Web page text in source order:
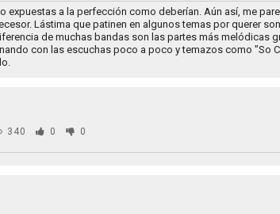
expuestas a la perfección como deberían. Aún así, me
Lástima que patinen en algunos temas por querer
de muchas bandas son las partes más melódicas
con las escuchas poco a poco y temazos como "So
340 0 0